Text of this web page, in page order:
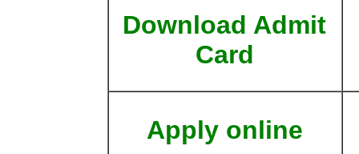
Download Admit
Card
Apply online